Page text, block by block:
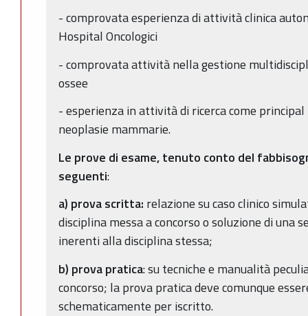
- comprovata esperienza di attività clinica
Hospital Oncologici
- comprovata attività nella gestione
ossee
- esperienza in attività di ricerca come
neoplasie mammarie.
Le prove di esame, tenuto conto del
seguenti:
a) prova scritta: relazione su caso clinico
disciplina messa a concorso o soluzione di una
inerenti alla disciplina stessa;
b) prova pratica: su tecniche e manualità
concorso; la prova pratica deve comunque
schematicamente per iscritto.